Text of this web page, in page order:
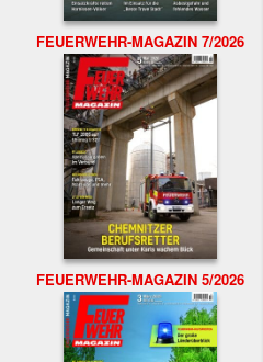
FEUERWEHR-MAGAZIN 7/2026
FEUERWEHR-MAGAZIN 5/2026